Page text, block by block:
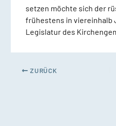
setzen möchte sich der
frühestens in viereinhalb
Legislatur des
ZURÜCK